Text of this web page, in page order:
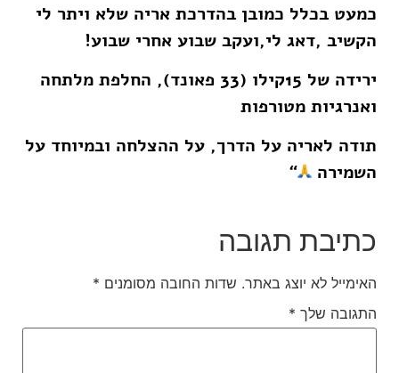
כמעט בכלל כמובן בהדרכת אריה שלא ויתר לי
הקשיב ,דאג לי,ועקב שבוע אחרי שבוע!
ירידה של 15קילו (33 פאונד), החלפת מלתחה
ואנרגיות מטורפות
תודה לאריה על הדרך, על ההצלחה ובמיוחד על
השמירה
“
כתיבת תגובה
האימייל לא יוצג באתר. שדות החובה מסומנים *
התגובה שלך *